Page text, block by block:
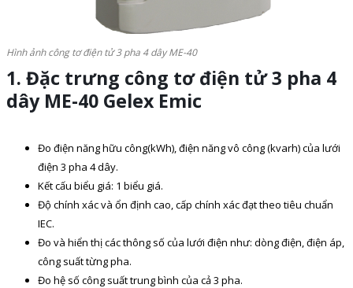
Hình ảnh công tơ điện tử 3 pha 4 dây ME-40
1. Đặc trưng công tơ điện tử 3 pha 4
dây ME-40 Gelex Emic
Đo điện năng hữu công(kWh), điện năng vô công (kvarh) của lưới
điện 3 pha 4 dây.
Kết cấu biểu giá: 1 biểu giá.
Độ chính xác và ổn định cao, cấp chính xác đạt theo tiêu chuẩn
IEC.
Đo và hiển thị các thông số của lưới điện như: dòng điện, điện áp,
công suất từng pha.
Đo hệ số công suất trung bình của cả 3 pha.